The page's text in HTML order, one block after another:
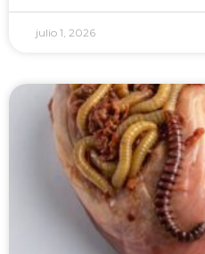
julio 1, 2026